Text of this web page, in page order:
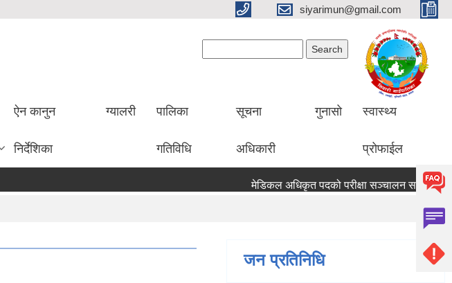
siyarimun@gmail.com
ऐन कानुन
निर्देशिका
ग्यालरी पालिका
गतिविधि
सूचना
अधिकारी
गुनासो स्वास्थ्य
प्रोफाईल
मेडिकल अधिकृत पदको परीक्षा सञ्चालन सम्बन्धी सूचना
जन प्रतिनिधि